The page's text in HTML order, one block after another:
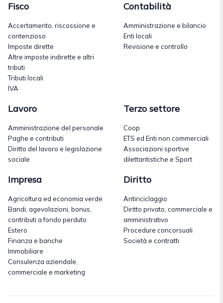
Fisco
Accertamento, riscossione e
contenzioso
Imposte dirette
Altre imposte indirette e altri
tributi
Tributi locali
IVA
Contabilità
Amministrazione e bilancio
Enti locali
Revisione e controllo
Lavoro
Amministrazione del personale
Paghe e contributi
Diritto del lavoro e legislazione
sociale
Terzo settore
Coop
ETS ed Enti non commerciali
Associazioni sportive
dilettantistiche e Sport
Impresa
Agricoltura ed economia verde
Bandi, agevolazioni, bonus,
contributi a fondo perduto
Estero
Finanza e banche
Immobiliare
Consulenza aziendale,
commerciale e marketing
Diritto
Antiriciclaggio
Diritto privato, commerciale e
amministrativo
Procedure concorsuali
Società e contratti